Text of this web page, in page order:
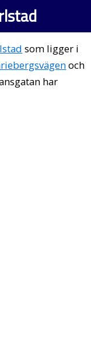
som ligger i
och
har